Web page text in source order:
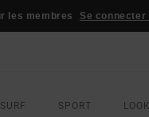
les membres Se
SURF SPORT